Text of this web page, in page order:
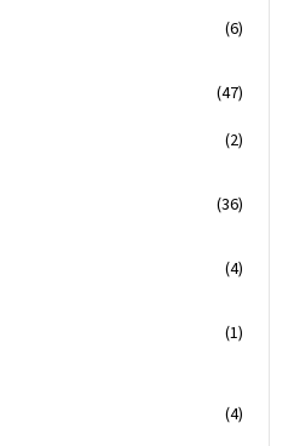
(6)
(47)
(2)
(36)
(4)
(1)
(4)